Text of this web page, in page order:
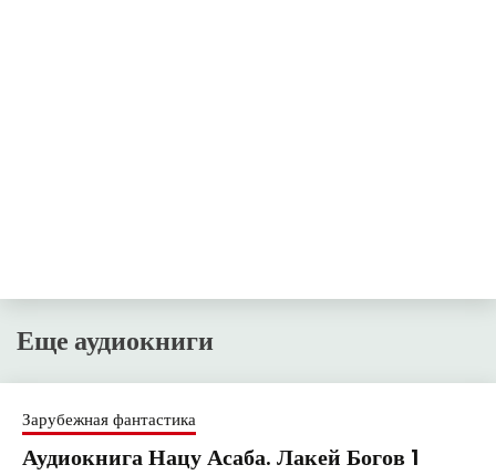
Еще аудиокниги
Зарубежная фантастика
Аудиокнига Нацу Асаба. Лакей Богов 1